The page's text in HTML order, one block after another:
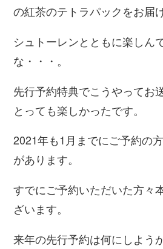
の紅茶のテトラパックをお届
シュトーレンとともに楽しん
な・・・。
先行予約特典でこうやってお
とっても楽しかったです。
2021年も1月までにご予約の
があります。
すでにご予約いただいた方々
ざいます。
来年の先行予約は何にしよう